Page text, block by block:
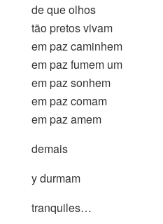
de que olhos
tão pretos vivam
em paz caminhem
em paz fumem um
em paz sonhem
em paz comam
em paz amem
demais
y durmam
tranquiles…